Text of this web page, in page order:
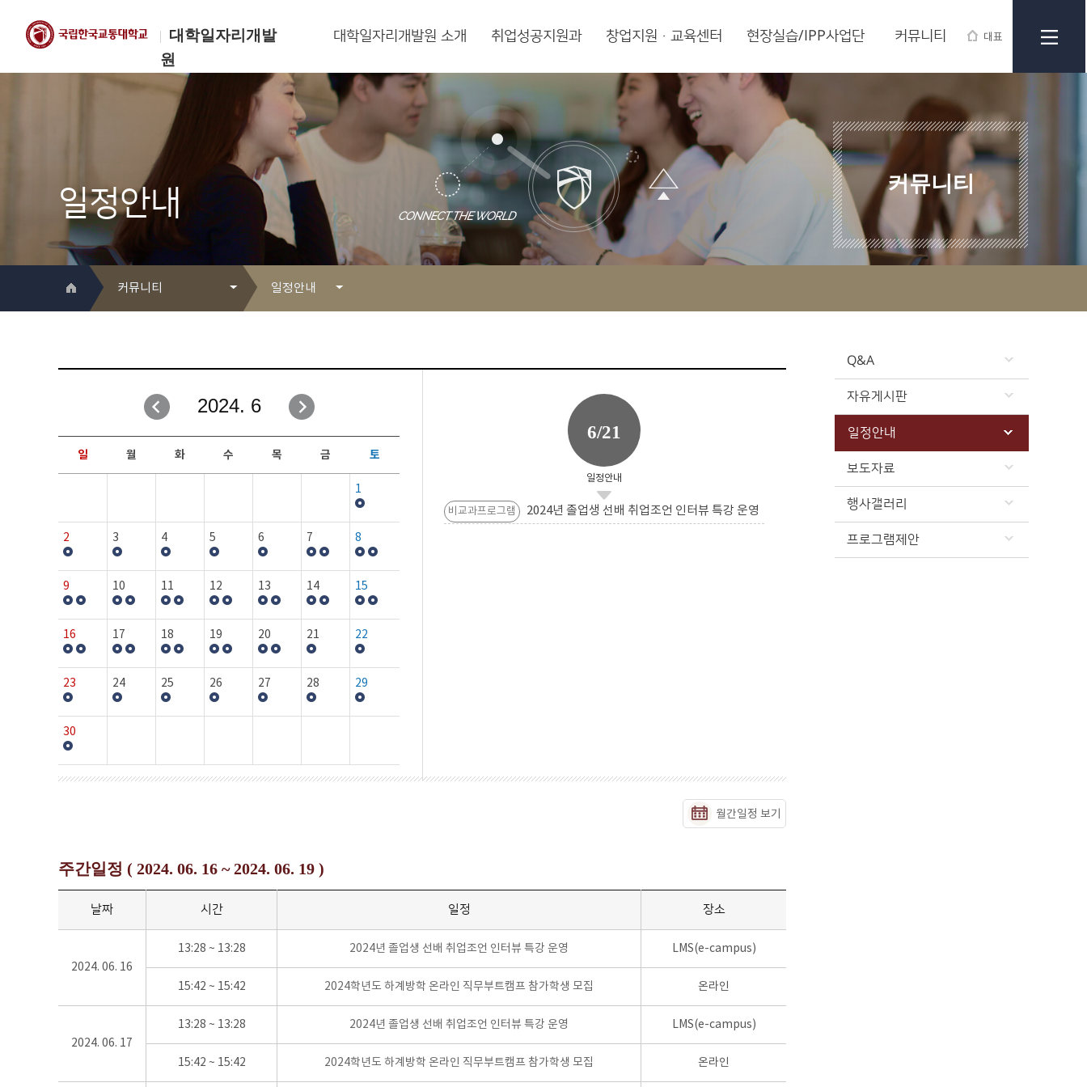
대학일자리개발
원
대표
한국교통대학교
대학일자리개발원
대학일자리개발원 소개 취업성공지원과 창업지원·교육센터 현장실습/IPP사업단 커뮤니티
일정안내
커뮤니티
커뮤니티
취업성공지원과
창업지원·교육센터
현장실습/IPP사업단
커뮤니티
일정안내
자유게시판
일정안내
보도자료
행사갤러리
Q&A
자유게시판
일정안내
보도자료
행사갤러리
프로그램제안
2024. 6
일 월 화 수 목 금 토
1
2 3 4 5 6 7 8
9 10 11 12 13 14 15
16 17 18 19 20 21 22
23 24 25 26 27 28 29
30
6/21
일정안내
비교과프로그램 2024년 졸업생 선배 취업조언 인터뷰 특강 운영
월간일정 보기
주간일정 ( 2024. 06. 16 ~ 2024. 06. 19 )
날짜 시간 일정 장소
2024. 06. 16
13:28 ~ 13:28 2024년 졸업생 선배 취업조언 인터뷰 특강 운영 LMS(e-campus)
15:42 ~ 15:42 2024학년도 하계방학 온라인 직무부트캠프 참가학생 모집 온라인
2024. 06. 17
13:28 ~ 13:28 2024년 졸업생 선배 취업조언 인터뷰 특강 운영 LMS(e-campus)
15:42 ~ 15:42 2024학년도 하계방학 온라인 직무부트캠프 참가학생 모집 온라인